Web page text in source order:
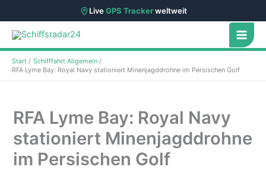
LiveGPS Trackerweltweit
Zum
Inhalt
springen
Start
Schifffahrt Allgemein
RFA Lyme Bay: Royal Navy stationiert Minenjagddrohne im Persischen Golf
RFA Lyme Bay: Royal Navy
stationiert Minenjagddrohne
im Persischen Golf